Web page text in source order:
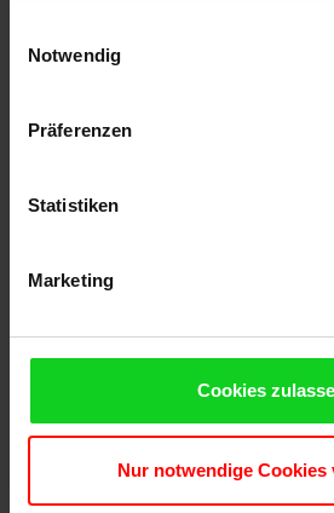
Cookies, wenn Sie unsere
Notwendig
Präferenzen
Statistiken
Marketing
Cookies
Nur notwendige Cookies